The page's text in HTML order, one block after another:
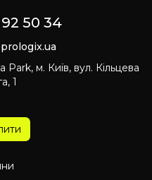
50 34
м. Київ, вул. Кільцева
1